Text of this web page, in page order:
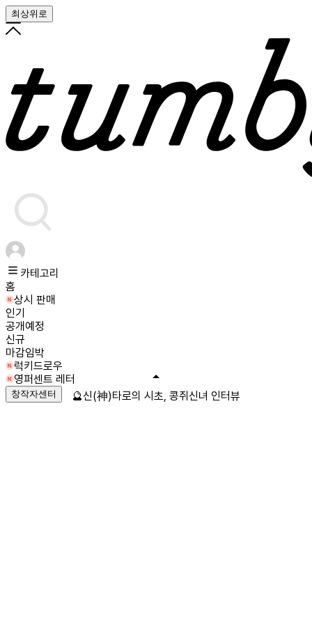
최상위로
카테고리
홈
상시 판매
인기
공개예정
신규
마감임박
럭키드로우
영퍼센트 레터
창작자센터 🔮신(神)타로의 시초, 콩쥐신녀 인터뷰